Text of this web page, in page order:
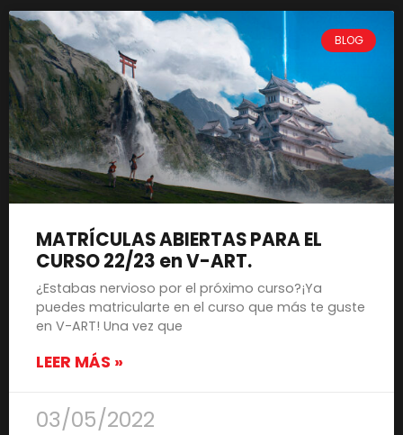
BLOG
MATRÍCULAS ABIERTAS PARA EL
CURSO 22/23 en V-ART.
¿Estabas nervioso por el próximo curso?¡Ya
puedes matricularte en el curso que más te guste
en V-ART! Una vez que
LEER MÁS »
03/05/2022